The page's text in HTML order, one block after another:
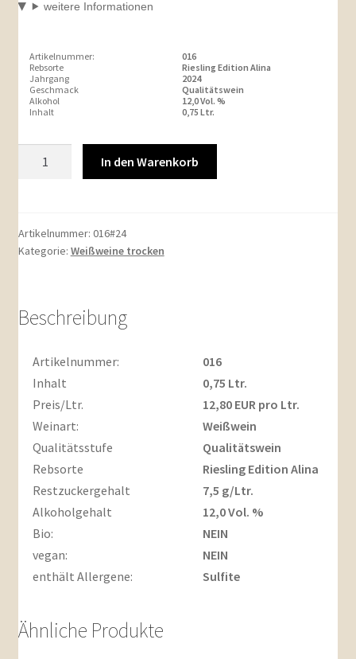
weitere Informationen
Artikelnummer:
016
Rebsorte
Riesling Edition Alina
Jahrgang
2024
Geschmack
Qualitätswein
Alkohol
12,0 Vol. %
Inhalt
0,75 Ltr.
Edition
Alina
0,75l
In den Warenkorb
Artikelnummer: 016#24
Kategorie: Weißweine trocken
Beschreibung
Artikelnummer:
016
Inhalt
0,75 Ltr.
Preis/Ltr.
12,80 EUR pro Ltr.
Weinart:
Weißwein
Qualitätsstufe
Qualitätswein
Rebsorte
Riesling Edition Alina
Restzuckergehalt
7,5 g/Ltr.
Alkoholgehalt
12,0 Vol. %
Bio:
NEIN
vegan:
NEIN
enthält Allergene:
Sulfite
Ähnliche Produkte